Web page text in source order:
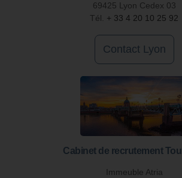
69425 Lyon Cedex 03
Tél. + 33 4 20 10 25 92
Contact Lyon
Cabinet de recrutement
Immeuble Atria